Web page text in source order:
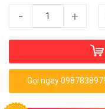
- +
Gọi ngay